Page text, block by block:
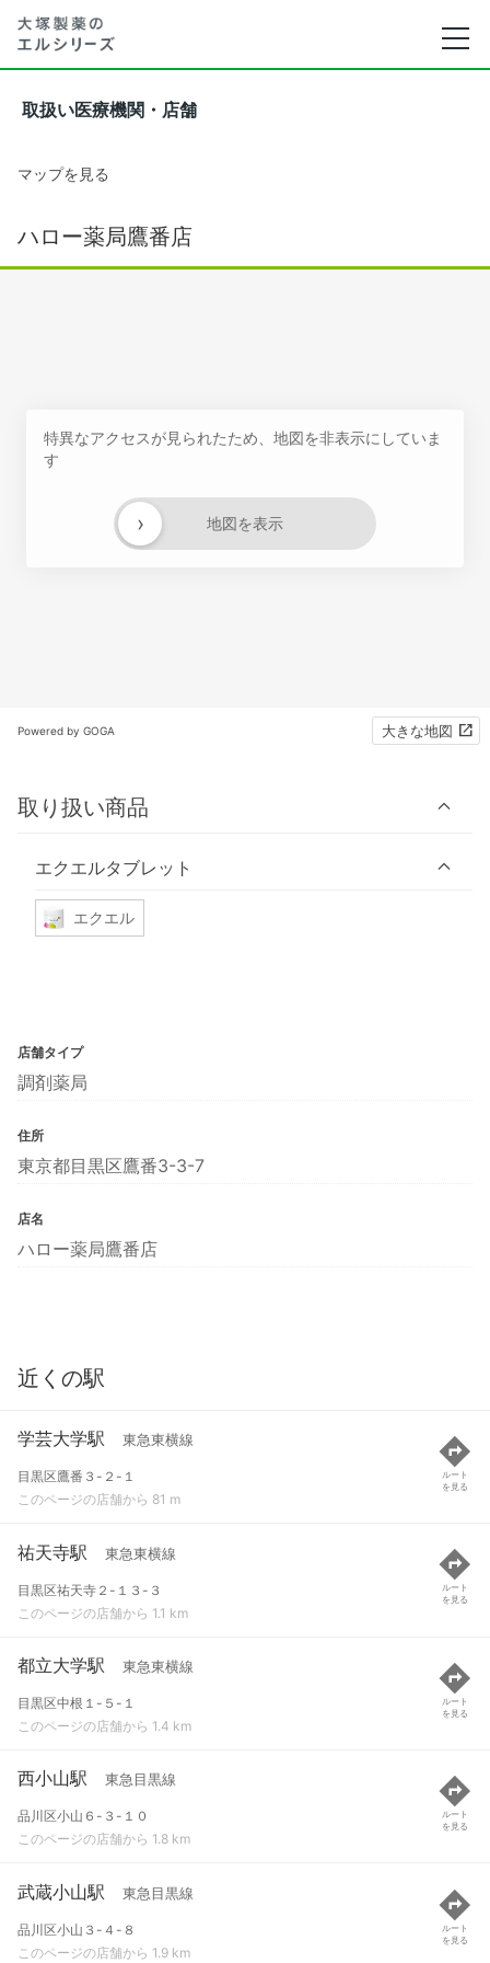
取扱い医療機関・店舗
マップを見る
ハロー薬局鷹番店
特異なアクセスが見られたため、地図を非表示にしていま
す
地図を表示
›
Powered by GOGA 大きな地図
取り扱い商品
エクエルタブレット
エクエル
店舗タイプ
調剤薬局
住所
東京都目黒区鷹番3-3-7
店名
ハロー薬局鷹番店
近くの駅
学芸大学駅 東急東横線
目黒区鷹番３-２-１
このページの店舗から 81 m
ルート
を見る
祐天寺駅 東急東横線
目黒区祐天寺２-１３-３
このページの店舗から 1.1 km
ルート
を見る
都立大学駅 東急東横線
目黒区中根１-５-１
このページの店舗から 1.4 km
ルート
を見る
西小山駅 東急目黒線
品川区小山６-３-１０
このページの店舗から 1.8 km
ルート
を見る
武蔵小山駅 東急目黒線
品川区小山３-４-８
このページの店舗から 1.9 km
ルート
を見る